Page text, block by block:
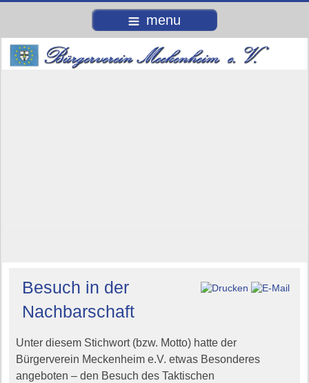
menu
Besuch in der
Nachbarschaft
Unter diesem Stichwort (bzw. Motto) hatte der
Bürgerverein Meckenheim e.V. etwas Besonderes
angeboten – den Besuch des Taktischen